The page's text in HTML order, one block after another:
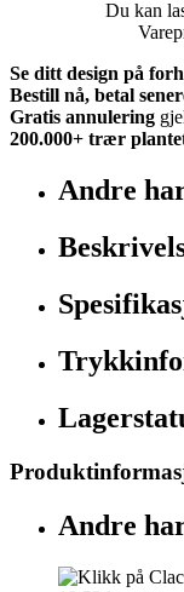
Du kan
Se ditt design på
Bestill nå, betal
Gratis annulering
200.000+ trær
Andre
Andre